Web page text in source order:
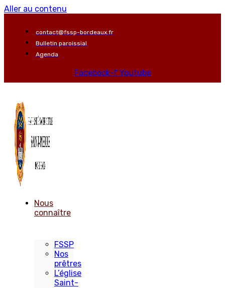
Aller au contenu
contact@fssp-bordeaux.fr
Bulletin paroissial
Agenda
Facebook-f Youtube
Nous
connaître
FSSP
Nos
prêtres
L’église
Saint-